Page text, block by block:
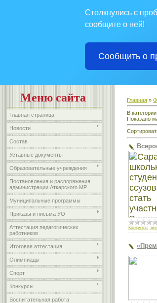
Столкнулись с
сообщите о ней!
Сообщить о
Меню сайта
Главная страница
Новости
Состав
Уставные документы
Образовательные учреждения
Постановления и распоряжения
администрации Аткарского МР
Муниципальные программы
Приказы и письма УО
Аттестация педагогических
работников
Итоговая аттестация
Олимпиады
Спорт
Конкурсы
Воспитательная работа
Главная »
В
Показано
Конкурсы,